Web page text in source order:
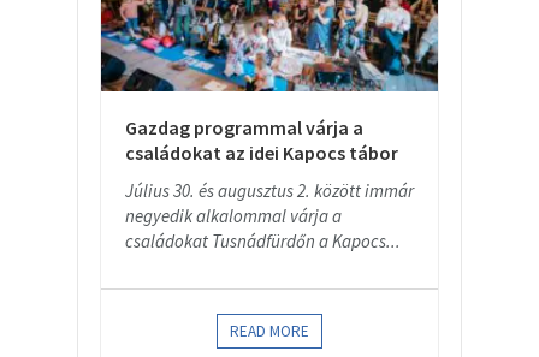
Gazdag programmal várja a
családokat az idei Kapocs tábor
Július 30. és augusztus 2. között immár
negyedik alkalommal várja a
családokat Tusnádfürdőn a Kapocs...
READ MORE